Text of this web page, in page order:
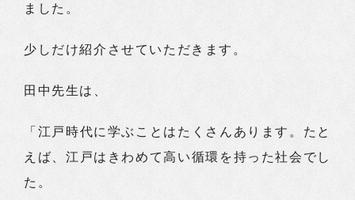
ました。
少しだけ紹介させていただきます。
田中先生は、
「江戸時代に学ぶことはたくさんあります。たと
えば、江戸はきわめて高い循環を持った社会でし
た。